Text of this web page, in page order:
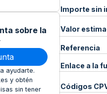
sobre la
ayudarte.
y obtén
sin tener
Importe sin
Valor
Referencia
Enlace a la
Códigos